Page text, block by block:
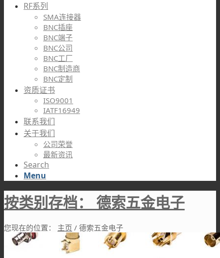
RF系列
SMA连接器
BNC插座
BNC端子
BNC公司
BNC工厂
BNC制造商
BNC定制
资质证书
ISO9001
IATF16949
联系我们
关于我们
公司荣誉
最新资讯
Search
Menu
按类别存档： 德索五金电子
您现在的位置： 主页 / 德索五金电子